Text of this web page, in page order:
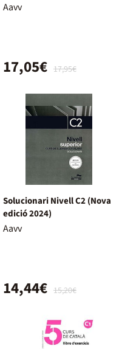
Aavv
17,95€
17,05€
Solucionari Nivell C2 (Nova
edició 2024)
Aavv
15,20€
14,44€